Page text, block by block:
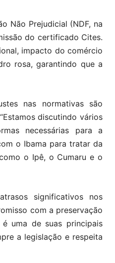
Não Prejudicial (NDF, na
do certificado Cites.
impacto do comércio
rosa, garantindo que a
nas normativas são
discutindo vários
necessárias para a
o Ibama para tratar da
o Ipê, o Cumaru e o
significativos nos
com a preservação
uma de suas principais
a legislação e respeita